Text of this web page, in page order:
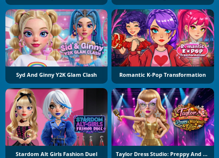
Syd And Ginny Y2K Glam Clash Romantic K-Pop Transformation
Stardom Alt Girls Fashion Duel Taylor Dress Studio: Preppy And Wild West Glam